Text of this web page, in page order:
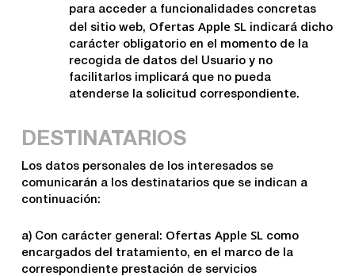
para acceder a funcionalidades concretas
del sitio web, Ofertas Apple SLindicará dicho
carácter obligatorio en el momento de la
recogida de datos del Usuario y no
facilitarlos implicará que no pueda
atenderse la solicitud correspondiente.
DESTINATARIOS
Los datos personales de los interesados se
comunicarán a los destinatarios que se indican a
continuación:
a) Con carácter general: Ofertas Apple SLcomo
encargados del tratamiento, en el marco de la
correspondiente prestación de servicios